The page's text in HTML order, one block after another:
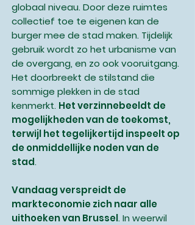
globaal niveau. Door deze ruimtes
collectief toe te eigenen kan de
burger mee de stad maken. Tijdelijk
gebruik wordt zo het urbanisme van
de overgang, en zo ook vooruitgang.
Het doorbreekt de stilstand die
sommige plekken in de stad
kenmerkt. Het verzinnebeeldt de
mogelijkheden van de toekomst,
terwijl het tegelijkertijd inspeelt op
de onmiddellijke noden van de
stad.
Vandaag verspreidt de
markteconomie zich naar alle
uithoeken van Brussel. In weerwil